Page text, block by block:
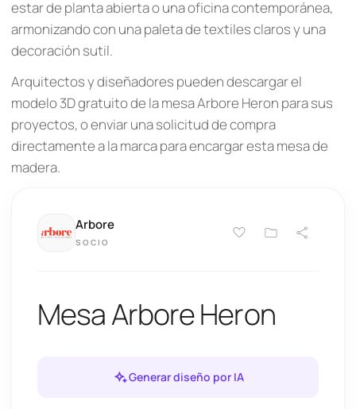
estar de planta abierta o una oficina contemporánea,
armonizando con una paleta de textiles claros y una
decoración sutil.
Arquitectos y diseñadores pueden descargar el
modelo 3D gratuito de la mesa Arbore Heron para sus
proyectos, o enviar una solicitud de compra
directamente a la marca para encargar esta mesa de
madera.
Arbore
SOCIO
Mesa Arbore Heron
Generar diseño por IA